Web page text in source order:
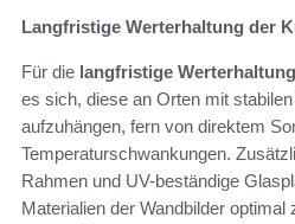
Langfristige Werterhaltung der
Für die langfristige Werterhaltung
es sich, diese an Orten mit
aufzuhängen, fern von direktem
Temperaturschwankungen.
Rahmen und UV-beständige
Materialien der Wandbilder